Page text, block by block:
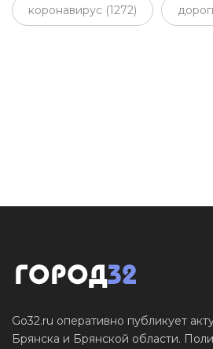
коронавирус (1272)
Go32.ru оперативно публикует
Брянска и Брянской области.